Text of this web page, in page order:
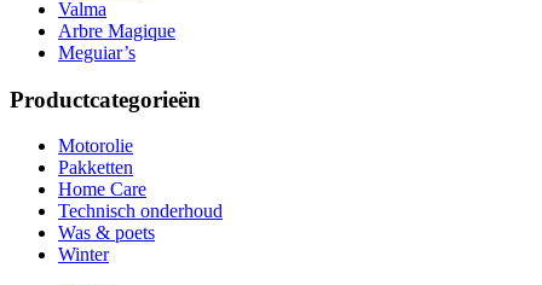
Valma
Arbre Magique
Meguiar’s
Productcategorieën
Motorolie
Pakketten
Home Care
Technisch onderhoud
Was & poets
Winter